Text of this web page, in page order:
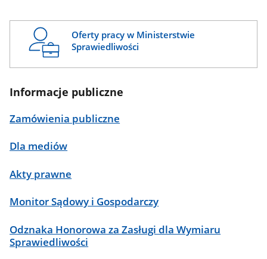
Oferty pracy w Ministerstwie
Sprawiedliwości
Informacje publiczne
Zamówienia publiczne
Dla mediów
Akty prawne
Monitor Sądowy i Gospodarczy
Odznaka Honorowa za Zasługi dla Wymiaru
Sprawiedliwości